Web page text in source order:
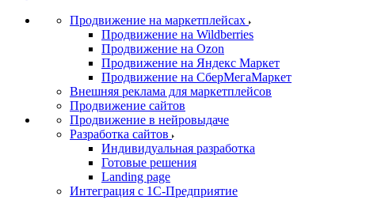
Продвижение на маркетплейсах
Продвижение на Wildberries
Продвижение на Ozon
Продвижение на Яндекс Маркет
Продвижение на СберМегаМаркет
Внешняя реклама для маркетплейсов
Продвижение сайтов
Продвижение в нейровыдаче
Разработка сайтов
Индивидуальная разработка
Готовые решения
Landing page
Интеграция с 1С-Предприятие